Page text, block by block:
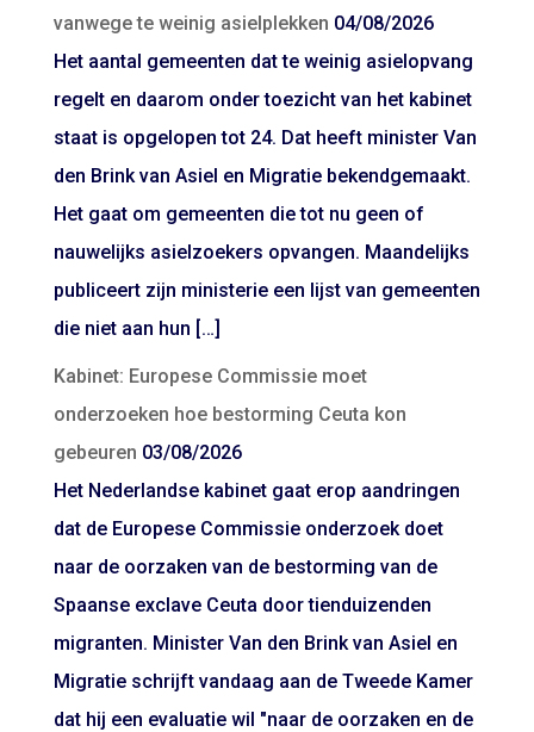
vanwege te weinig asielplekken 04/08/2026
Het aantal gemeenten dat te weinig asielopvang
regelt en daarom onder toezicht van het kabinet
staat is opgelopen tot 24. Dat heeft minister Van
den Brink van Asiel en Migratie bekendgemaakt.
Het gaat om gemeenten die tot nu geen of
nauwelijks asielzoekers opvangen. Maandelijks
publiceert zijn ministerie een lijst van gemeenten
die niet aan hun […]
Kabinet: Europese Commissie moet
onderzoeken hoe bestorming Ceuta kon
gebeuren 03/08/2026
Het Nederlandse kabinet gaat erop aandringen
dat de Europese Commissie onderzoek doet
naar de oorzaken van de bestorming van de
Spaanse exclave Ceuta door tienduizenden
migranten. Minister Van den Brink van Asiel en
Migratie schrijft vandaag aan de Tweede Kamer
dat hij een evaluatie wil "naar de oorzaken en de